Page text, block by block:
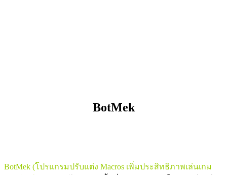
BotMek
BotMek (โปรแกรมปรับแต่ง Macros เพิ่มประสิทธิภาพเล่นเกม